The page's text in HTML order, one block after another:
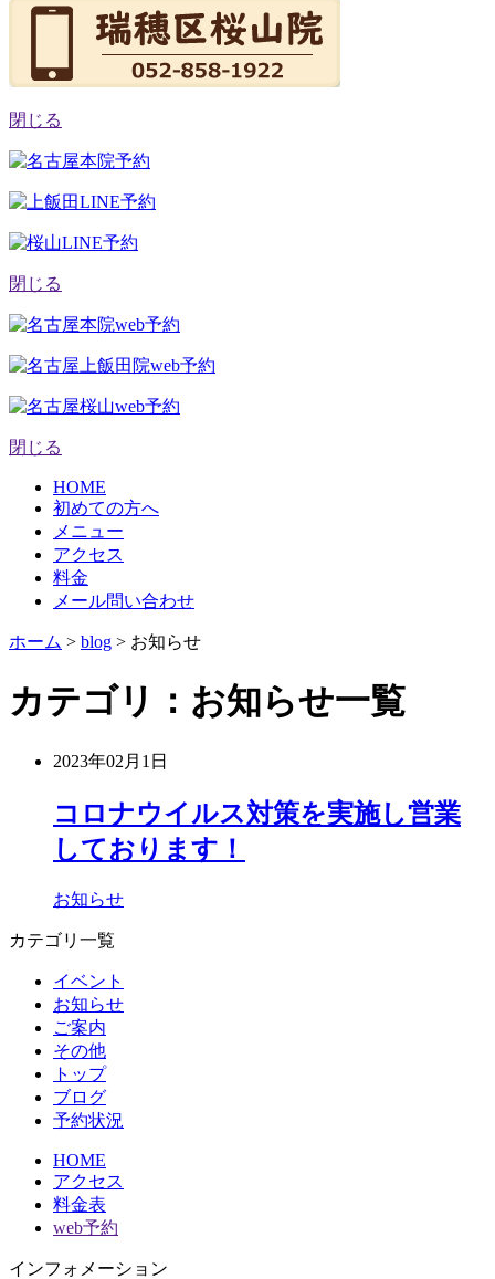
閉じる
閉じる
閉じる
HOME
初めての方へ
メニュー
アクセス
料金
メール問い合わせ
ホーム > blog > お知らせ
カテゴリ：お知らせ一覧
2023年02月1日
コロナウイルス対策を実施し営業
しております！
お知らせ
カテゴリ一覧
イベント
お知らせ
ご案内
その他
トップ
ブログ
予約状況
HOME
アクセス
料金表
web予約
インフォメーション